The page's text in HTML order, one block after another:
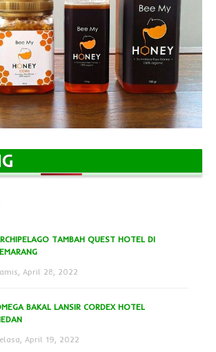
TAMBAH QUEST HOTEL DI
April 28, 2022
BAKAL LANSIR CORDEX HOTEL
April 19, 2022